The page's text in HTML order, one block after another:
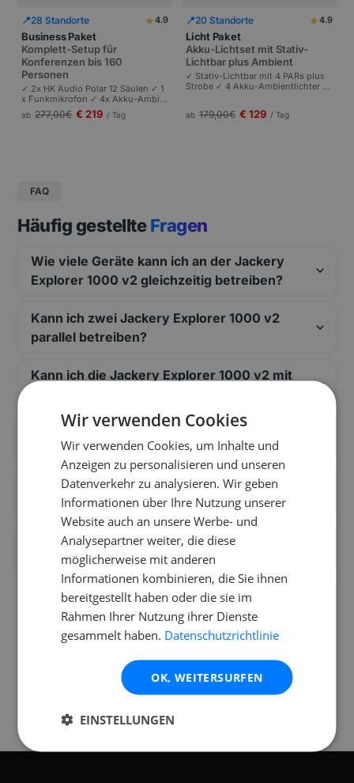
📍28 Standorte ★4.9
Business Paket
Komplett-Setup für
Konferenzen bis 160
Personen
✓ 2x HK Audio Polar 12 Säulen ✓ 1
x Funkmikrofon ✓ 4x Akku-Ambie
ntlichter | Komplettes Setup für Ta
gungen und Pressekonferenzen |
ab 277,00€ € 219 / Tag
📍20 Standorte ★4.9
Licht Paket
Akku-Lichtset mit Stativ-
Lichtbar plus Ambient
✓ Stativ-Lichtbar mit 4 PARs plus
Strobe ✓ 4 Akku-Ambientlichter ✓
ersonen.
ab 179,00€ € 129 / Tag
FAQ
Häufig gestellteFragen
Wie viele Geräte kann ich an der Jackery
Explorer 1000 v2 gleichzeitig betreiben?
Kann ich zwei Jackery Explorer 1000 v2
parallel betreiben?
Kann ich die Jackery Explorer 1000 v2 mit
Kann ich die Jackery Explorer 1000 v2 am
Filmset über Nacht einsetzen?
Kann ich die Jackery Explorer 1000 v2 im
Flugzeug transportieren?
Wie laut ist die Jackery Explorer 1000 v2 im
Betrieb?
Standorte
Verfügbar an folgendenStandorten
Wir verwenden Cookies
Wir verwenden Cookies, um Inhalte und
Anzeigen zu personalisieren und unseren
Datenverkehr zu analysieren. Wir geben
Informationen über Ihre Nutzung unserer
Website auch an unsere Werbe- und
Analysepartner weiter, die diese
möglicherweise mit anderen
Informationen kombinieren, die Sie ihnen
bereitgestellt haben oder die sie im
Rahmen Ihrer Nutzung ihrer Dienste
gesammelt haben. Datenschutzrichtlinie
OK, WEITERSURFEN
EINSTELLUNGEN